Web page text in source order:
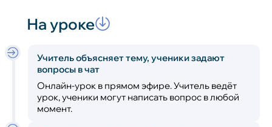
На уроке
Учитель объясняет тему, ученики задают
вопросы в чат
Онлайн-урок в прямом эфире. Учитель ведёт
урок, ученики могут написать вопрос в любой
момент.